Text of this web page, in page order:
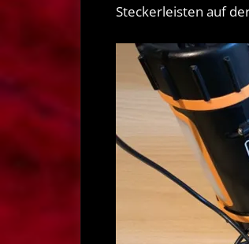
Steckerleisten auf